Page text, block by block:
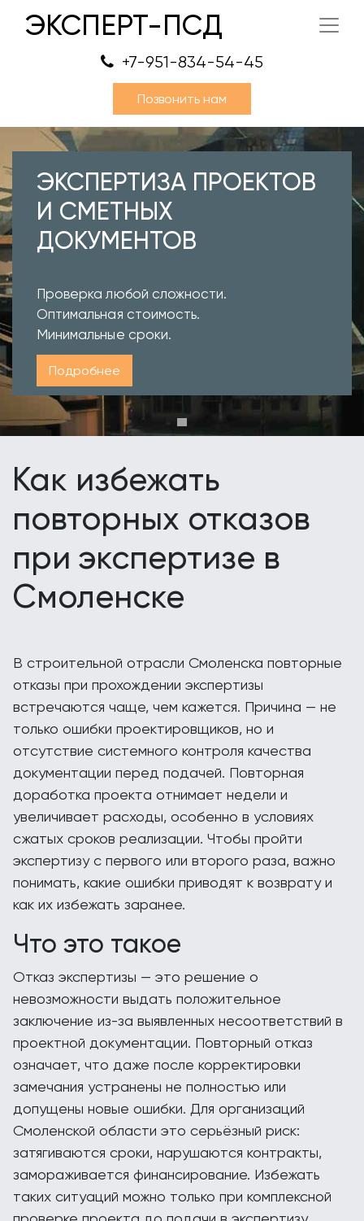
ЭКСПЕРТ-ПСД
+7-951-834-54-45
Позвонить нам
ЭКСПЕРТИЗА ПРОЕКТОВ
И СМЕТНЫХ
ДОКУМЕНТОВ
Проверка любой сложности.
Оптимальная стоимость.
Минимальные сроки.
Подробнее
Как избежать
повторных отказов
при экспертизе в
Смоленске
В строительной отрасли Смоленска повторные
отказы при прохождении экспертизы
встречаются чаще, чем кажется. Причина — не
только ошибки проектировщиков, но и
отсутствие системного контроля качества
документации перед подачей. Повторная
доработка проекта отнимает недели и
увеличивает расходы, особенно в условиях
сжатых сроков реализации. Чтобы пройти
экспертизу с первого или второго раза, важно
понимать, какие ошибки приводят к возврату и
как их избежать заранее.
Что это такое
Отказ экспертизы — это решение о
невозможности выдать положительное
заключение из-за выявленных несоответствий в
проектной документации. Повторный отказ
означает, что даже после корректировки
замечания устранены не полностью или
допущены новые ошибки. Для организаций
Смоленской области это серьёзный риск:
затягиваются сроки, нарушаются контракты,
замораживается финансирование. Избежать
таких ситуаций можно только при комплексной